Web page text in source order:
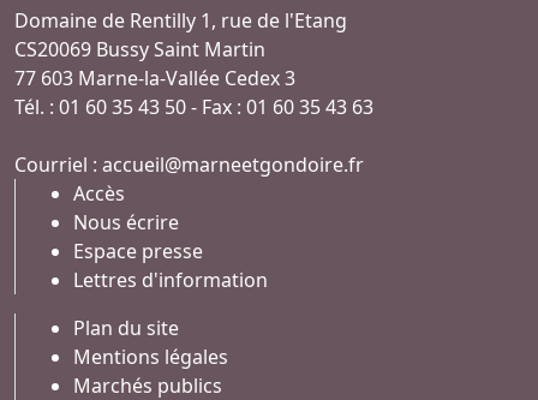
Domaine de Rentilly 1, rue de l'Etang
CS20069 Bussy Saint Martin
77 603 Marne-la-Vallée Cedex 3
Tél. : 01 60 35 43 50 - Fax : 01 60 35 43 63
Courriel : accueil@marneetgondoire.fr
Accès
Nous écrire
Espace presse
Lettres d'information
Plan du site
Mentions légales
Marchés publics